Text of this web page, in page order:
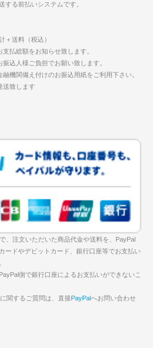
する前払いシステムです。
＋送料（税込）
払総額をお知らせ致します。
込人様ご負担でお願い致します。
機関備え付けのお振込用紙をご利用下さい。
送致します
、注文いただいた商品代金や送料を、PayPal
ードやデビットカード、銀行口座等でお支払い
側で銀行口座によるお支払いができないこ
関するご質問は、直接PayPalへお問い合わせ